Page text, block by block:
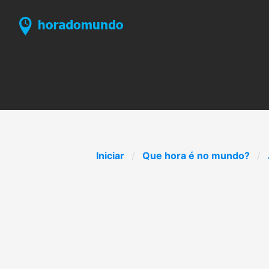
Iniciar Que hora é no mundo?